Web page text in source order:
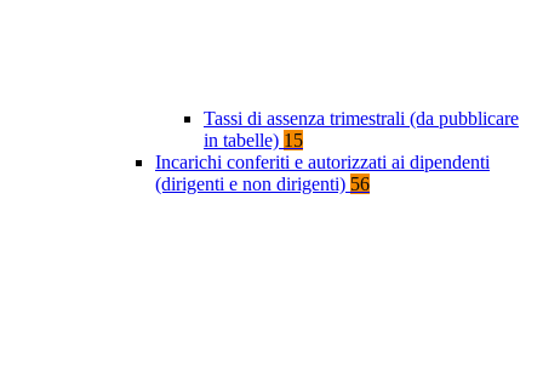
Tassi di assenza trimestrali (da pubblicare
in tabelle) 15
Incarichi conferiti e autorizzati ai dipendenti
(dirigenti e non dirigenti) 56